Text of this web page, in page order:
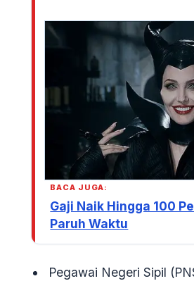
BACA JUGA:
Gaji Naik Hingga 100
Paruh Waktu
Pegawai Negeri Sipil